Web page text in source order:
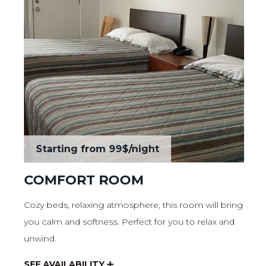
Starting from 99$/night
COMFORT ROOM
Cozy beds, relaxing atmosphere, this room will bring
you calm and softness. Perfect for you to relax and
unwind.